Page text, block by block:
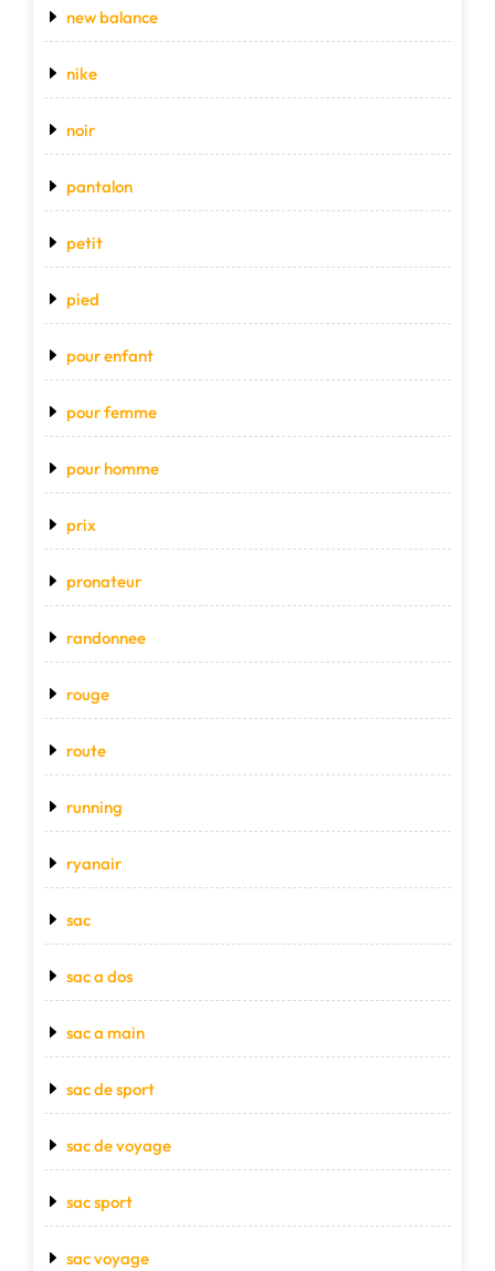
new balance
nike
noir
pantalon
petit
pied
pour enfant
pour femme
pour homme
prix
pronateur
randonnee
rouge
route
running
ryanair
sac
sac a dos
sac a main
sac de sport
sac de voyage
sac sport
sac voyage